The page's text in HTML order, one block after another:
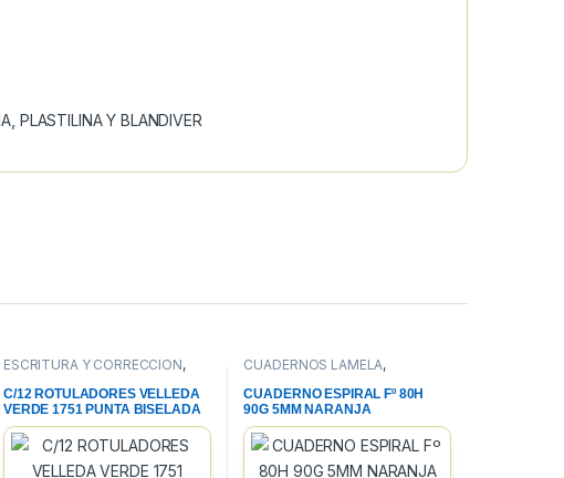
PLASTILINA Y BLANDIVER
ESCRITURA Y CORRECCION,
PIZARRA BLANCA
C/12 ROTULADORES VELLEDA
VERDE 1751 PUNTA BISELADA
CUADERNOS LAMELA,
PAPELERIA
CUADERNO ESPIRAL Fº 80H
90G 5MM NARANJA
CUADROVIA PP.